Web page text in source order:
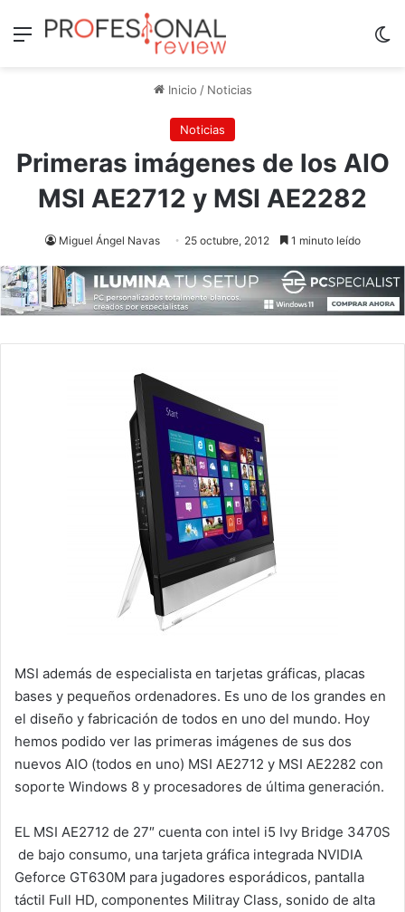
Menú
Inicio / Noticias
Noticias
Primeras imágenes de los AIO
MSI AE2712 y MSI AE2282
Miguel Ángel Navas 25 octubre, 2012 1 minuto leído
MSI además de especialista en tarjetas gráficas, placas
bases y pequeños ordenadores. Es uno de los grandes en
el diseño y fabricación de todos en uno del mundo. Hoy
hemos podido ver las primeras imágenes de sus dos
nuevos AIO (todos en uno) MSI AE2712 y MSI AE2282 con
soporte Windows 8 y procesadores de última generación.
EL MSI AE2712 de 27″ cuenta con intel i5 Ivy Bridge 3470S
de bajo consumo, una tarjeta gráfica integrada NVIDIA
Geforce GT630M para jugadores esporádicos, pantalla
táctil Full HD, componentes Militray Class, sonido de alta